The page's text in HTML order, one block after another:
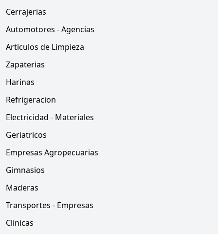
Cerrajerias
Automotores - Agencias
Articulos de Limpieza
Zapaterias
Harinas
Refrigeracion
Electricidad - Materiales
Geriatricos
Empresas Agropecuarias
Gimnasios
Maderas
Transportes - Empresas
Clinicas